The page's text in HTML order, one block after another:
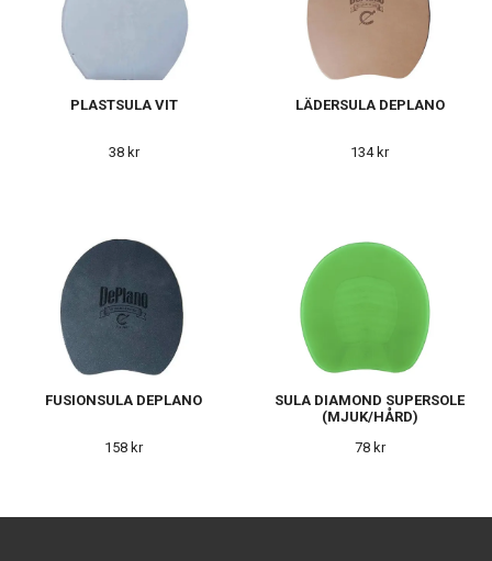
PLASTSULA VIT
38 kr
LÄDERSULA DEPLANO
134 kr
FUSIONSULA DEPLANO
158 kr
SULA DIAMOND SUPERSOLE
(MJUK/HÅRD)
78 kr